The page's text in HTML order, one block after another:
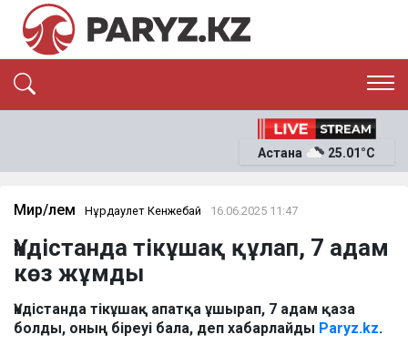
ЭКОНОМИКА
ОҚИҒА
News
Астана 25.01°C
Мир/Әлем Нұрдаулет Кенжебай 16.06.2025 11:47
Үндістанда тікұшақ құлап, 7 адам
көз жұмды
Үндістанда тікұшақ апатқа ұшырап, 7 адам қаза
болды, оның біреуі бала, деп хабарлайды Paryz.kz.